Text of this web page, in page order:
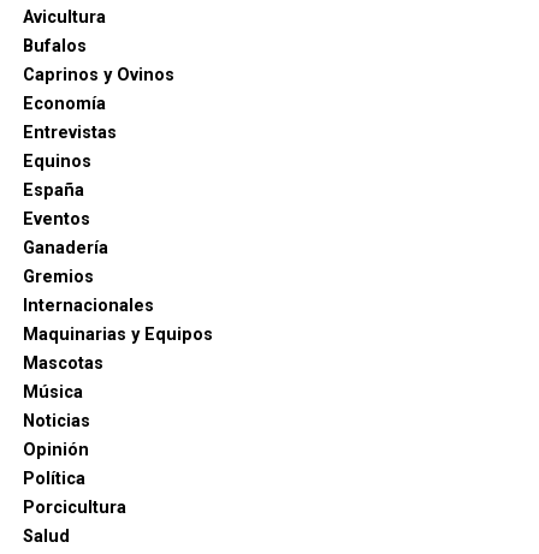
Avicultura
Bufalos
Caprinos y Ovinos
Economía
Entrevistas
Equinos
España
Eventos
Ganadería
Gremios
Internacionales
Maquinarias y Equipos
Mascotas
Música
Noticias
Opinión
Política
Porcicultura
Salud